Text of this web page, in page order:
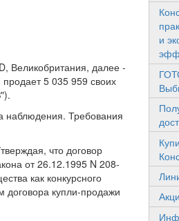
Великобритания, далее -
5 035 959 своих
наблюдения. Требования
что договор
от 26.12.1995 N 208-
как конкурсного
договора купли-продажи
и